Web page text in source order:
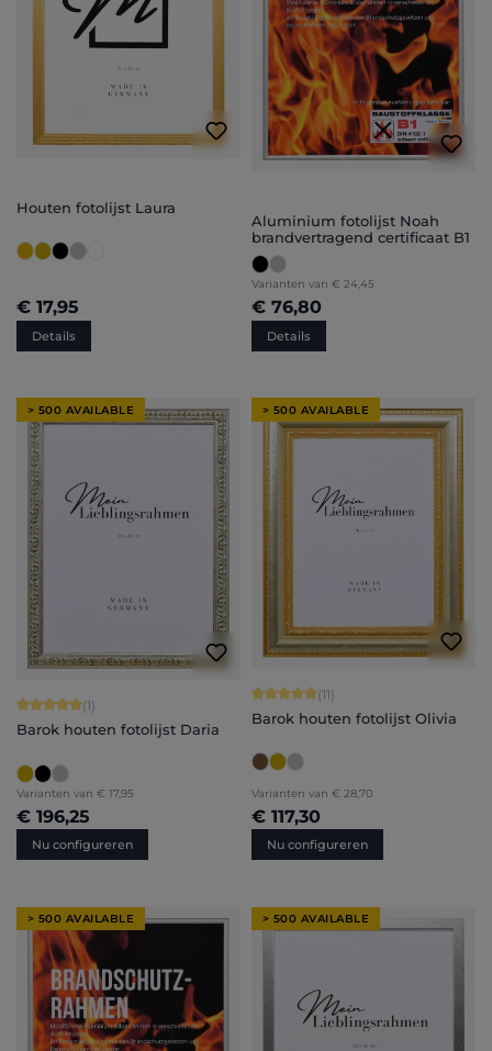
Houten fotolijst Laura
€ 17,95
Details
Aluminium fotolijst Noah
brandvertragend certificaat B1
Varianten van € 24,45
€ 76,80
Details
> 500 AVAILABLE
Gemiddelde waardering van 5 van 5 sterren
(1)
Barok houten fotolijst Daria
Varianten van € 17,95
€ 196,25
Nu configureren
> 500 AVAILABLE
Gemiddelde waardering van 5 van 5
(11)
Barok houten fotolijst Olivia
Varianten van € 28,70
€ 117,30
Nu configureren
> 500 AVAILABLE > 500 AVAILABLE